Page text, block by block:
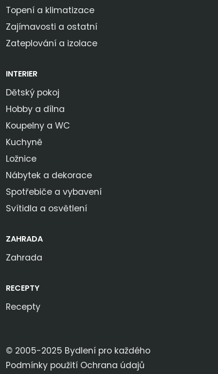
Topení a klimatizace
Zajímavosti a ostatní
Zateplování a izolace
INTERIER
Dětský pokoj
Hobby a dílna
Koupelny a WC
Kuchyně
Ložnice
Nábytek a dekorace
Spotřebiče a vybavení
Svítidla a osvětlení
ZAHRADA
Zahrada
RECEPTY
Recepty
© 2005-2025 Bydlení pro každého
Podmínky použití Ochrana údajů